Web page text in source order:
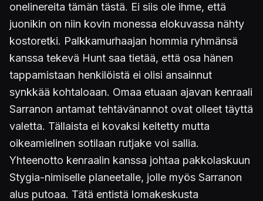
onelinereita tämän tästä. Ei siis ole ihme, että
juonikin on niin kovin monessa elokuvassa nähty
kostoretki. Palkkamurhaajan hommia ryhmänsä
kanssa tekevä Hunt saa tietää, että osa hänen
tappamistaan henkilöistä ei olisi ansainnut
synkkää kohtaloaan. Omaa etuaan ajavan kenraali
Sarranon antamat tehtävänannot ovat olleet täyttä
valetta. Tällaista ei kovaksi keitetty mutta
oikeamielinen sotilaan rutjake voi sallia.
Yhteenotto kenraalin kanssa johtaa pakkolaskuun
Stygia-nimiselle planeetalle, jolle myös Sarranon
alus putoaa. Tätä entistä lomakeskusta